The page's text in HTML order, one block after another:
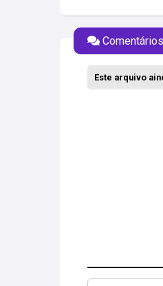
Comentários
Este arquivo